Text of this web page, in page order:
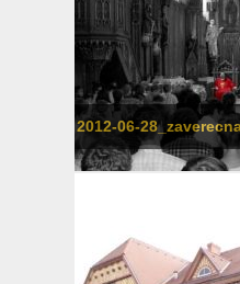
2012-06-